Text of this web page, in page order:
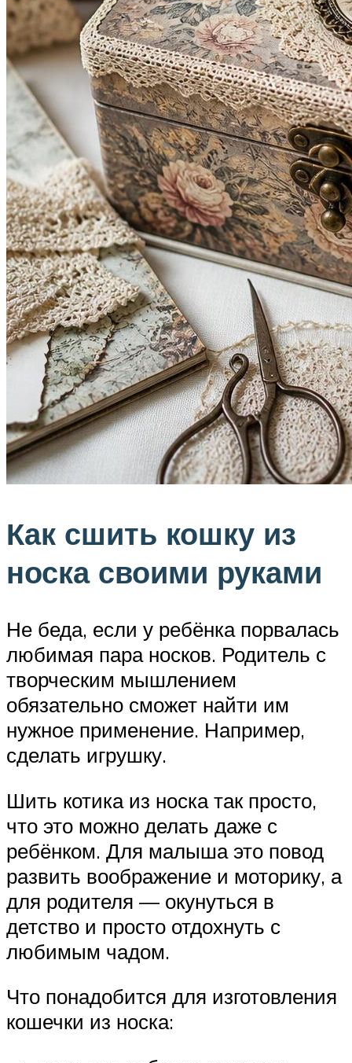
Как сшить кошку из
носка своими руками
Не беда, если у ребёнка порвалась
любимая пара носков. Родитель с
творческим мышлением
обязательно сможет найти им
нужное применение. Например,
сделать игрушку.
Шить котика из носка так просто,
что это можно делать даже с
ребёнком. Для малыша это повод
развить воображение и моторику, а
для родителя — окунуться в
детство и просто отдохнуть с
любимым чадом.
Что понадобится для изготовления
кошечки из носка: